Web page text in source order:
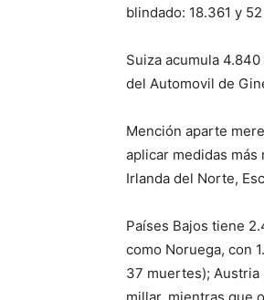
blindado: 18.361 y
Suiza acumula
del Automovil de
Mención aparte
aplicar medidas más
Irlanda del Norte,
Países Bajos tiene
como Noruega, con
37 muertes); Austria